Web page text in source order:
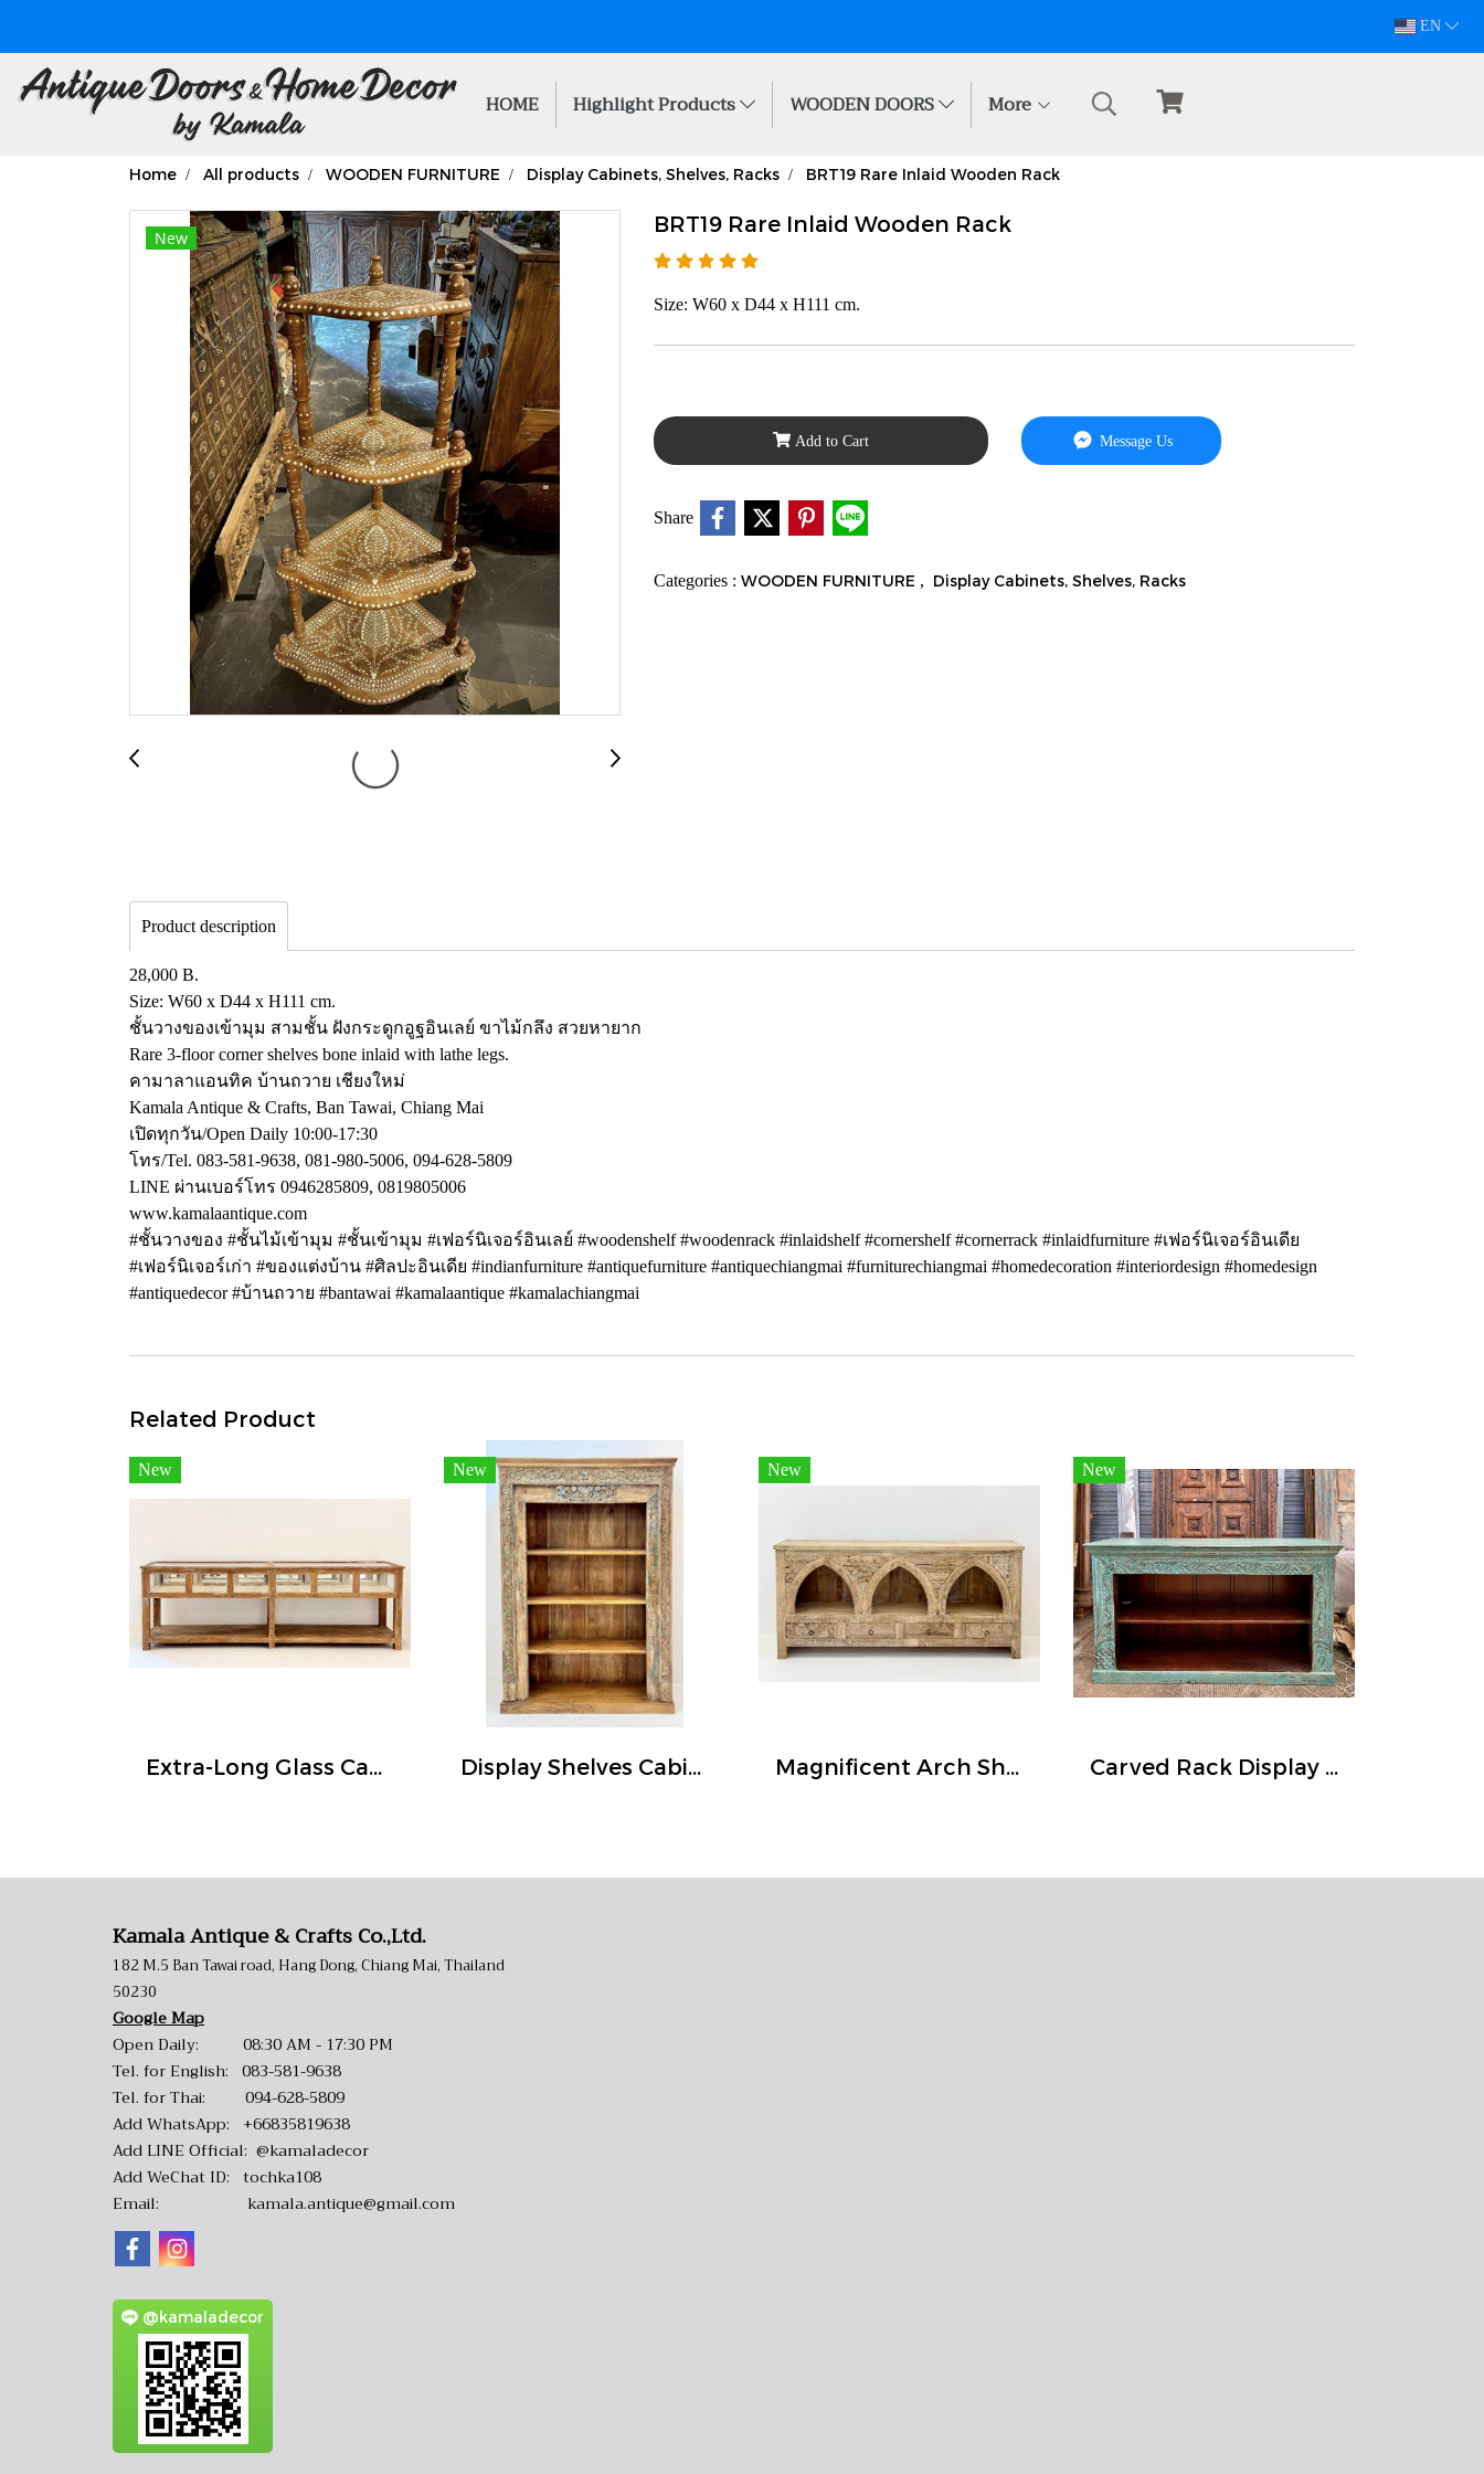
EN
HOME Highlight Products WOODEN DOORS More
Home All products WOODEN FURNITURE Display Cabinets, Shelves, Racks BRT19 Rare Inlaid Wooden Rack
New
BRT19 Rare Inlaid Wooden Rack
Size: W60 x D44 x H111 cm.
Add to Cart Message Us
Share
Categories : WOODEN FURNITURE , Display Cabinets, Shelves, Racks
Product description
28,000 B.
Size: W60 x D44 x H111 cm.
ชั้นวางของเข้ามุม สามชั้น ฝังกระดูกอูฐอินเลย์ ขาไม้กลึง สวยหายาก
Rare 3-floor corner shelves bone inlaid with lathe legs.
คามาลาแอนทิค บ้านถวาย เชียงใหม่
Kamala Antique & Crafts, Ban Tawai, Chiang Mai
เปิดทุกวัน/Open Daily 10:00-17:30
โทร/Tel. 083-581-9638, 081-980-5006, 094-628-5809
LINE ผ่านเบอร์โทร 0946285809, 0819805006
www.kamalaantique.com
#ชั้นวางของ #ชั้นไม้เข้ามุม #ชั้นเข้ามุม #เฟอร์นิเจอร์อินเลย์ #woodenshelf #woodenrack #inlaidshelf #cornershelf #cornerrack #inlaidfurniture #เฟอร์นิเจอร์อินเดีย
#เฟอร์นิเจอร์เก่า #ของแต่งบ้าน #ศิลปะอินเดีย #indianfurniture #antiquefurniture #antiquechiangmai #furniturechiangmai #homedecoration #interiordesign #homedesign
#antiquedecor #บ้านถวาย #bantawai #kamalaantique #kamalachiangmai
Related Product
New
Extra-Long Glass Cabinet Display Jewelry
New
Display Shelves Cabinet with Carving Rustic Painted
New
Magnificent Arch Shelves Sideboard with Drawers
New
Carved Rack Display Cabinet in Blue
Kamala Antique & Crafts Co.,Ltd.
182 M.5 Ban Tawai road, Hang Dong, Chiang Mai, Thailand
50230
Google Map
Open Daily: 08:30 AM - 17:30 PM
Tel. for English: 083-581-9638
Tel. for Thai: 094-628-5809
Add WhatsApp: +66835819638
Add LINE Official: @kamaladecor
Add WeChat ID: tochka108
Email: kamala.antique@gmail.com
@kamaladecor